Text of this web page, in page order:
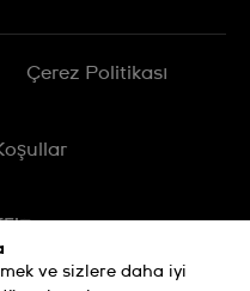
Çerez Politikası
ve sizlere daha iyi